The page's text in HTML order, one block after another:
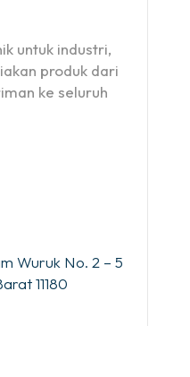
untuk industri,
produk dari
ke seluruh
Wuruk No. 2 – 5
11180